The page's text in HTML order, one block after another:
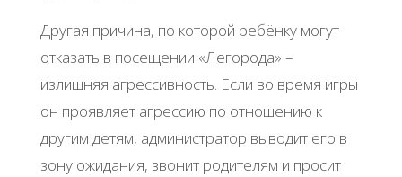
Другая причина, по которой ребёнку могут
отказать в посещении «Легорода» –
излишняя агрессивность. Если во время игры
он проявляет агрессию по отношению к
другим детям, администратор выводит его в
зону ожидания, звонит родителям и просит